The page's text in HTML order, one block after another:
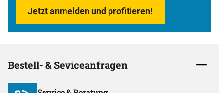
Jetzt anmelden und profitieren!
Bestell- & Seviceanfragen